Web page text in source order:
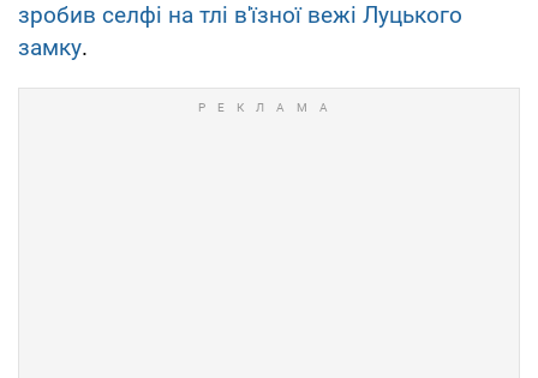
зробив селфі на тлі в'їзної вежі Луцького
замку.